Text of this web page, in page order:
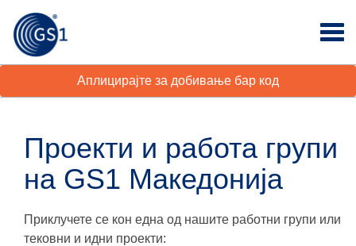
Аплицирајте за добивање бар код
Проекти и работа групи
на GS1 Македонија
Приклучете се кон една од нашите работни групи или
тековни и идни проекти: